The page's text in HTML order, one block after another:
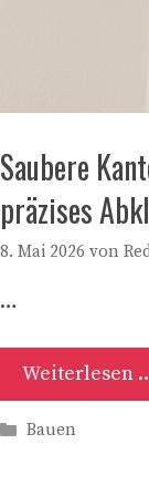
Saubere
präzises
8. Mai 2026 von
…
Weiterlesen
Kategorien
Bauen